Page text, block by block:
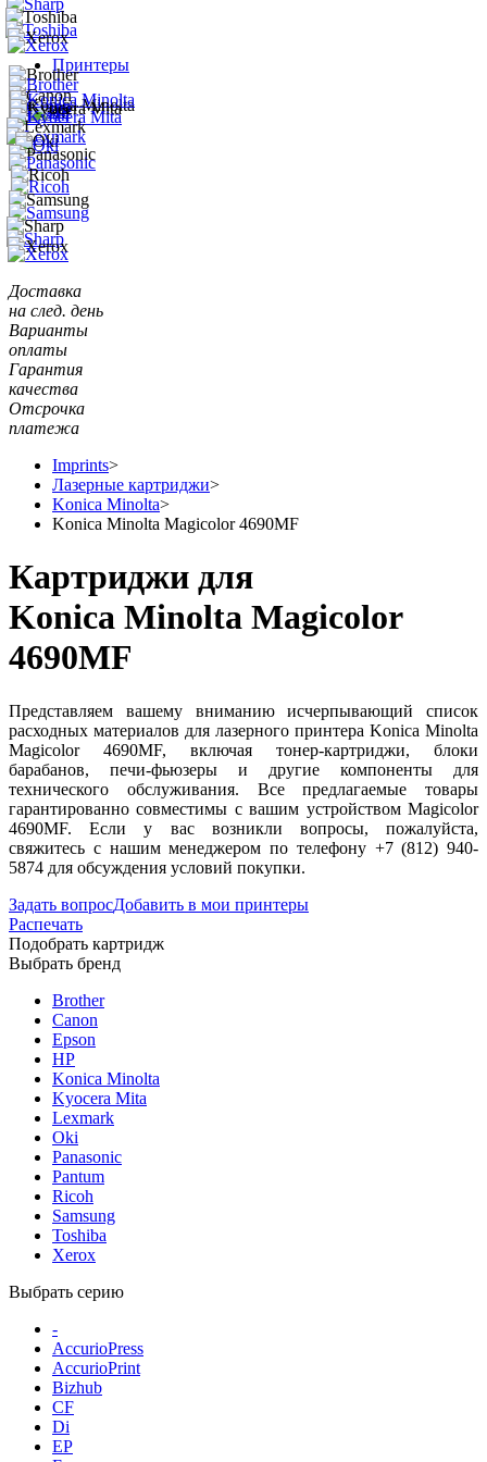
Принтеры
Доставка
на след. день
Варианты
оплаты
Гарантия
качества
Отсрочка
платежа
Imprints>
Лазерные картриджи>
Konica Minolta>
Konica Minolta Magicolor 4690MF
Картриджи для
Konica Minolta Magicolor
4690MF
Представляем вашему вниманию исчерпывающий список
расходных материалов для лазерного принтера Konica Minolta
Magicolor 4690MF, включая тонер-картриджи, блоки
барабанов, печи-фьюзеры и другие компоненты для
технического обслуживания. Все предлагаемые товары
гарантированно совместимы с вашим устройством Magicolor
4690MF. Если у вас возникли вопросы, пожалуйста,
свяжитесь с нашим менеджером по телефону +7 (812) 940-
5874 для обсуждения условий покупки.
Задать вопросДобавить в мои принтеры
Распечать
Подобрать картридж
Выбрать бренд
Brother
Canon
Epson
HP
Konica Minolta
Kyocera Mita
Lexmark
Oki
Panasonic
Pantum
Ricoh
Samsung
Toshiba
Xerox
Выбрать серию
-
AccurioPress
AccurioPrint
Bizhub
CF
Di
EP